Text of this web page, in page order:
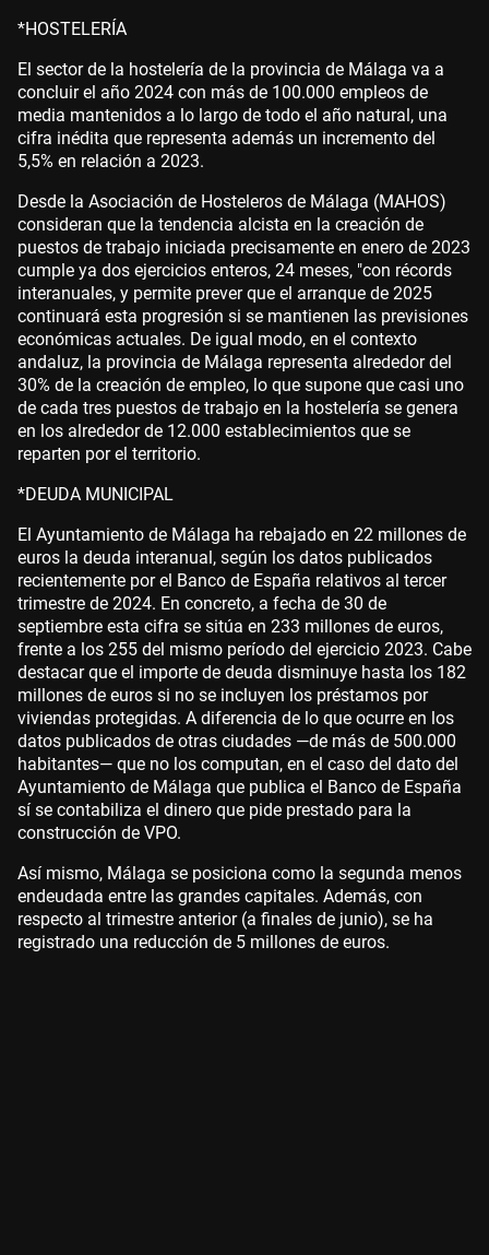
*HOSTELERÍA
El sector de la hostelería de la provincia de Málaga va a
concluir el año 2024 con más de 100.000 empleos de
media mantenidos a lo largo de todo el año natural, una
cifra inédita que representa además un incremento del
5,5% en relación a 2023.
Desde la Asociación de Hosteleros de Málaga (MAHOS)
consideran que la tendencia alcista en la creación de
puestos de trabajo iniciada precisamente en enero de 2023
cumple ya dos ejercicios enteros, 24 meses, "con récords
interanuales, y permite prever que el arranque de 2025
continuará esta progresión si se mantienen las previsiones
económicas actuales. De igual modo, en el contexto
andaluz, la provincia de Málaga representa alrededor del
30% de la creación de empleo, lo que supone que casi uno
de cada tres puestos de trabajo en la hostelería se genera
en los alrededor de 12.000 establecimientos que se
reparten por el territorio.
*DEUDA MUNICIPAL
El Ayuntamiento de Málaga ha rebajado en 22 millones de
euros la deuda interanual, según los datos publicados
recientemente por el Banco de España relativos al tercer
trimestre de 2024. En concreto, a fecha de 30 de
septiembre esta cifra se sitúa en 233 millones de euros,
frente a los 255 del mismo período del ejercicio 2023. Cabe
destacar que el importe de deuda disminuye hasta los 182
millones de euros si no se incluyen los préstamos por
viviendas protegidas. A diferencia de lo que ocurre en los
datos publicados de otras ciudades —de más de 500.000
habitantes— que no los computan, en el caso del dato del
Ayuntamiento de Málaga que publica el Banco de España
sí se contabiliza el dinero que pide prestado para la
construcción de VPO.
Así mismo, Málaga se posiciona como la segunda menos
endeudada entre las grandes capitales. Además, con
respecto al trimestre anterior (a finales de junio), se ha
registrado una reducción de 5 millones de euros.